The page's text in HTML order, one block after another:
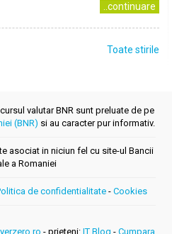
..continuare
Toate stirile
valutar BNR sunt preluate de pe
(BNR) si au caracter pur informativ.
asociat in niciun fel cu site-ul Bancii
a Romaniei
de confidentialitate - Cookies
- prieteni: IT Blog - Cumpara